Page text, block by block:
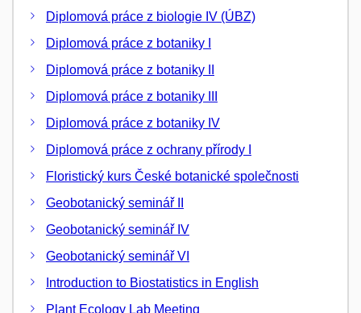
Diplomová práce z biologie IV (ÚBZ)
Diplomová práce z botaniky I
Diplomová práce z botaniky II
Diplomová práce z botaniky III
Diplomová práce z botaniky IV
Diplomová práce z ochrany přírody I
Floristický kurs České botanické společnosti
Geobotanický seminář II
Geobotanický seminář IV
Geobotanický seminář VI
Introduction to Biostatistics in English
Plant Ecology Lab Meeting